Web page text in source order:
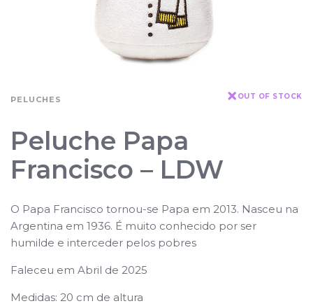
PELUCHES OUT OF STOCK
Peluche Papa
Francisco – LDW
O Papa Francisco tornou-se Papa em 2013. Nasceu na
Argentina em 1936. É muito conhecido por ser
humilde e interceder pelos pobres
Faleceu em Abril de 2025
Medidas: 20 cm de altura